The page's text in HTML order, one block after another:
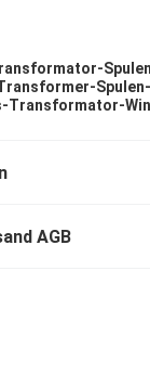
Spulen-
Transformator-
AGB